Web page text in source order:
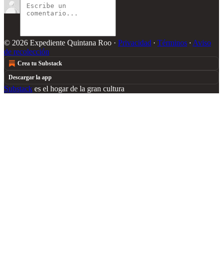
© 2026 Expediente Quintana Roo · Privacidad ∙ Términos ∙ Aviso
de recolección
Crea tu Substack
Descargar la app
Substack es el hogar de la gran cultura